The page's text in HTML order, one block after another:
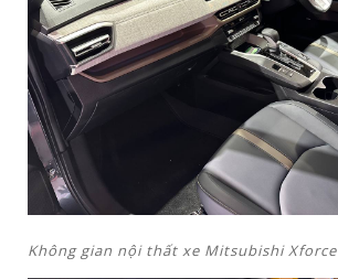
Không gian nội thất xe Mitsubishi Xforce